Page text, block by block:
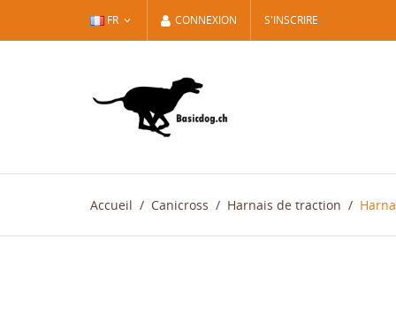
FR CONNEXION S'INSCRIRE
Accueil Canicross Harnais de traction